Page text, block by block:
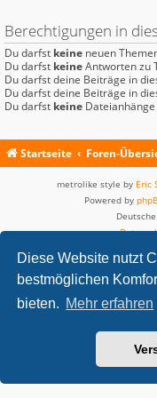
Diese Website nutzt
bestmöglichen
bieten. Mehr erfahren
Berechtigungen in
Du darfst keine neuen
Du darfst keineAntworten zu
Du darfst deine Beiträge in
Du darfst deine Beiträge in
Du darfst keine
Startseite Foren-
metrolike style by Eric
Powered by